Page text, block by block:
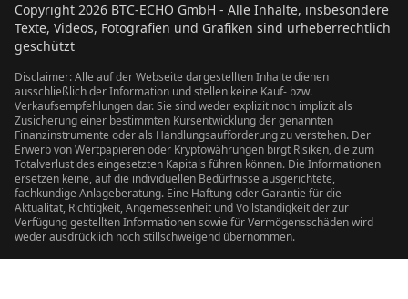
Copyright 2026 BTC-ECHO GmbH - Alle Inhalte, insbesondere
Texte, Videos, Fotografien und Grafiken sind urheberrechtlich
geschützt
Disclaimer: Alle auf der Webseite dargestellten Inhalte dienen
ausschließlich der Information und stellen keine Kauf- bzw.
Verkaufsempfehlungen dar. Sie sind weder explizit noch implizit als
Zusicherung einer bestimmten Kursentwicklung der genannten
Finanzinstrumente oder als Handlungsaufforderung zu verstehen. Der
Erwerb von Wertpapieren oder Kryptowährungen birgt Risiken, die zum
Totalverlust des eingesetzten Kapitals führen können. Die Informationen
ersetzen keine, auf die individuellen Bedürfnisse ausgerichtete,
fachkundige Anlageberatung. Eine Haftung oder Garantie für die
Aktualität, Richtigkeit, Angemessenheit und Vollständigkeit der zur
Verfügung gestellten Informationen sowie für Vermögensschäden wird
weder ausdrücklich noch stillschweigend übernommen.